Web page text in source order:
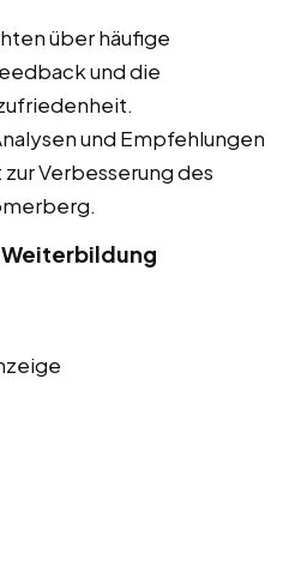
über häufige
und die
und Empfehlungen
Verbesserung des